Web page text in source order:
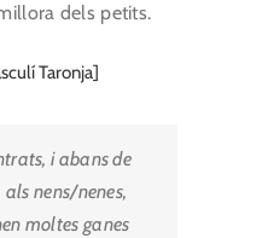
dels petits.
Taronja]
i abans de
nens/nenes,
moltes ganes